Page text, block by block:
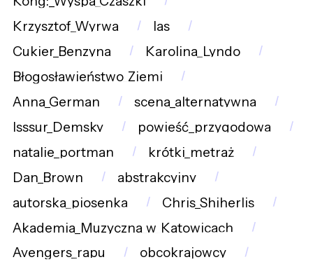
Krzysztof_Wyrwa
las
Cukier_Benzyna
Karolina_Lyndo
Błogosławieństwo_Ziemi
Anna_German
scena_alternatywna
Isssur_Demsky
powieść_przygodowa
natalie_portman
krótki_metraż
Dan_Brown
abstrakcyjny
autorska_piosenka
Chris_Shiherlis
Akademia_Muzyczna_w_Katowicach
Avengers_rapu
obcokrajowcy